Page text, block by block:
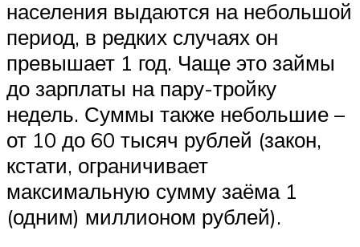
населения выдаются на небольшой
период, в редких случаях он
превышает 1 год. Чаще это займы
до зарплаты на пару-тройку
недель. Суммы также небольшие –
от 10 до 60 тысяч рублей (закон,
кстати, ограничивает
максимальную сумму заёма 1
(одним) миллионом рублей).